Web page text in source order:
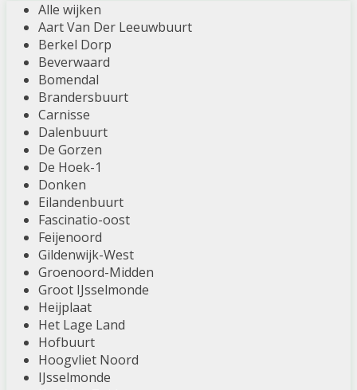
Alle wijken
Aart Van Der Leeuwbuurt
Berkel Dorp
Beverwaard
Bomendal
Brandersbuurt
Carnisse
Dalenbuurt
De Gorzen
De Hoek-1
Donken
Eilandenbuurt
Fascinatio-oost
Feijenoord
Gildenwijk-West
Groenoord-Midden
Groot IJsselmonde
Heijplaat
Het Lage Land
Hofbuurt
Hoogvliet Noord
IJsselmonde